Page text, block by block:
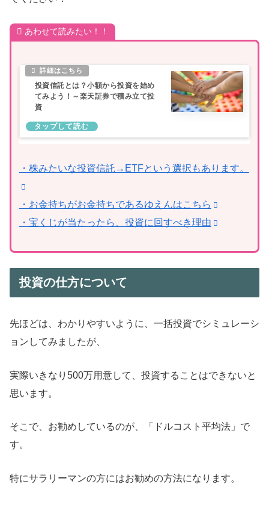
あわせて読みたい！！
投資信託とは？小額から投資を始め
てみよう！～楽天証券で積み立て投
資
・株みたいな投資信託→ETFという選択もあります。
・お金持ちがお金持ちであるゆえんはこちら
・宝くじが当たったら、投資に回すべき理由
投資の仕方について
先ほどは、わかりやすいように、一括投資でシミュレーシ
ョンしてみましたが、
実際いきなり500万用意して、投資することはできないと
思います。
そこで、お勧めしているのが、「ドルコスト平均法」で
す。
特にサラリーマンの方にはお勧めの方法になります。